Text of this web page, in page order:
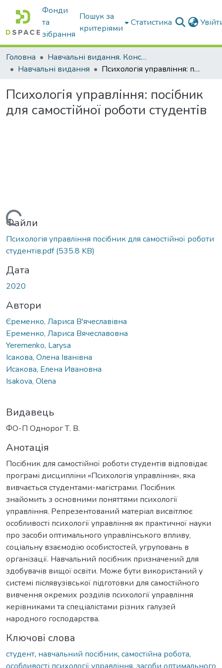
Фонди
та
зібрання
Пошук за
критеріями
Статистика
Головна
Навчальні видання. Конспекти лекцій
Навчальні видання
Психологія управління: посібник для самостійної роботи студентів
Психологія управління: посібник
для самостійної роботи студентів
Вантажиться...
Файли
Психологія управління посібник для самостійної роботи
студентів.pdf(535.8 KB)
Дата
2020
Автори
Єременко, Лариса В'ячеславівна
Еременко, Лариса Вячеславовна
Yeremenko, Larysa
Ісакова, Олена Іванівна
Исакова, Елена Ивановна
Isakova, Olena
Видавець
ФО-П Однорог Т. В.
Анотація
Посібник для самостійної роботи студентів відповідає
програмі дисципліни «Психологія управління», яка
вивчається студентами-магістрами. Посібник
знайомить з основними поняттями психології
управління. Репрезентований матеріал висвітлює
особливості психології управління як практичної науки
про засоби оптимального управлінського впливу,
соціальну взаємодію особистостей, угруповань в
організації. Навчальний посібник призначений для
здобувачів вищої освіти. Може бути використаний у
системі післявузівської підготовки для самостійного
вивчення окремих розділів психології управління
керівниками та спеціалістами різних галузей
народного господарства.
Ключові слова
студент, навчальний посібник, самостійна робота,